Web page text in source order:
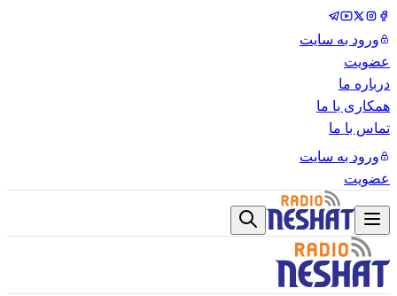
ورود به سایت
عضویت
درباره ما
همکاری با ما
تماس با ما
ورود به سایت
عضویت